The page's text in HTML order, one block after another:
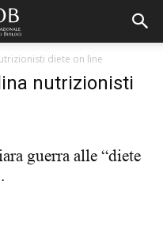
diete on line
nutrizionisti
guerra alle “diete